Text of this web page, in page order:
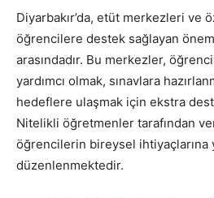
Diyarbakır’da, etüt merkezleri ve
öğrencilere destek sağlayan
arasındadır. Bu merkezler,
yardımcı olmak, sınavlara
hedeflere ulaşmak için ekstra
Nitelikli öğretmenler tarafından
öğrencilerin bireysel ihtiyaçlarına
düzenlenmektedir.